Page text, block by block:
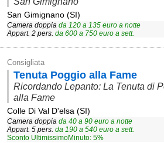
San Gimignano (SI)
Camera doppia da 120a 135euro a notte
Appart. 2 pers. da 600a 750euro a sett.
Consigliata
Tenuta Poggio alla Fame
Ricordando Lepanto: La Tenuta di
alla Fame
Colle Di Val D'elsa (SI)
Camera doppia da 40a 90euro a notte
Appart. 5 pers. da 190a 540euro a sett.
Sconto UltimissimoMinuto: 5%